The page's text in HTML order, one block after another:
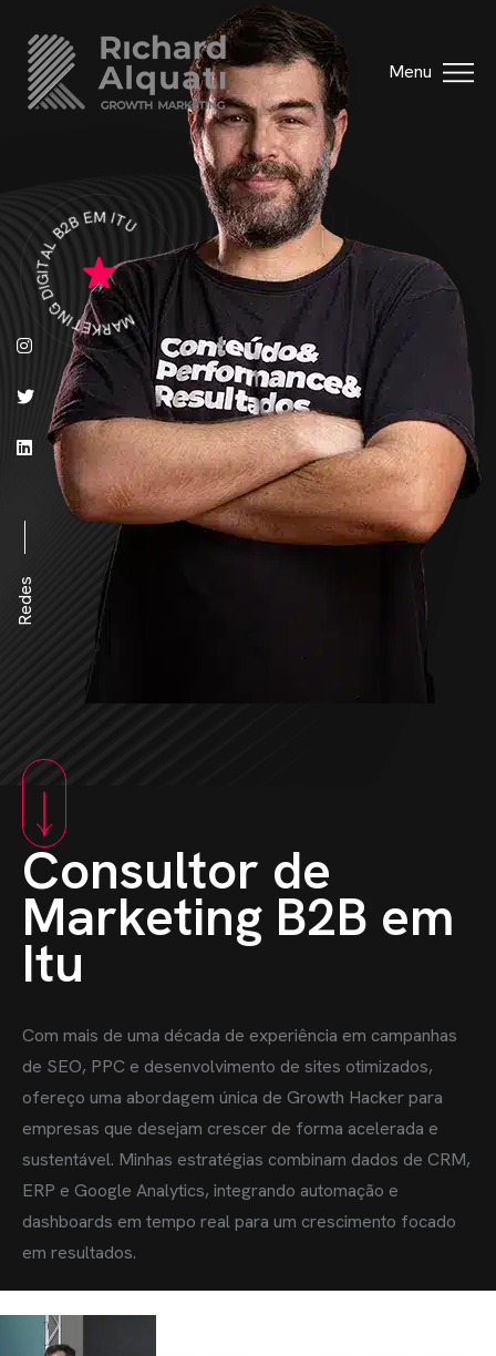
Menu
MARKETING DIGITAL B2B EM ITU
Consultor de
Marketing B2B em
Itu
Com mais de uma década de experiência em campanhas
de SEO, PPC e desenvolvimento de sites otimizados,
ofereço uma abordagem única de Growth Hackerpara
empresas que desejam crescer de forma acelerada e
sustentável. Minhas estratégias combinam dados de CRM,
ERP e Google Analytics, integrando automação e
dashboards em tempo realpara um crescimento focado
em resultados.
Redes